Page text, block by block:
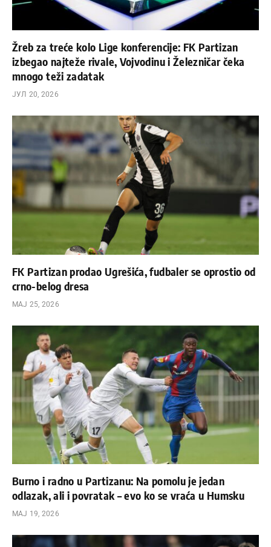
Žreb za treće kolo Lige konferencije: FK Partizan
izbegao najteže rivale, Vojvodinu i Železničar čeka
mnogo teži zadatak
ЈУЛ 20, 2026
FK Partizan prodao Ugrešića, fudbaler se oprostio od
crno-belog dresa
МАЈ 25, 2026
Burno i radno u Partizanu: Na pomolu je jedan
odlazak, ali i povratak – evo ko se vraća u Humsku
МАЈ 19, 2026